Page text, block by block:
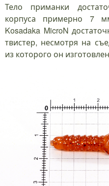
Тело приманки
корпуса примерно 7
Kosadaka MicroN
твистер, несмотря на
из которого он